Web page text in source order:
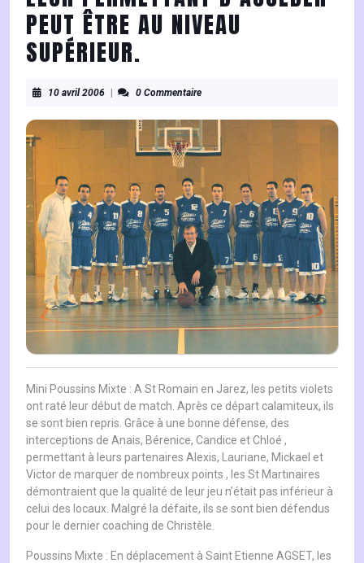
PEUT ÊTRE AU NIVEAU
SUPÉRIEUR.
10 avril 200610
2006
0 Commentaire
Mini Poussins Mixte : A St Romain en Jarez, les petits violets
ont raté leur début de match. Après ce départ calamiteux, ils
se sont bien repris. Grâce à une bonne défense, des
interceptions de Anais, Bérenice, Candice et Chloé ,
permettant à leurs partenaires Alexis, Lauriane, Mickael et
Victor de marquer de nombreux points , les St Martinaires
démontraient que la qualité de leur jeu n’était pas inférieur à
celui des locaux. Malgré la défaite, ils se sont bien défendus
pour le dernier coaching de Christèle.
Poussins Mixte : En déplacement à Saint Etienne AGSET, les